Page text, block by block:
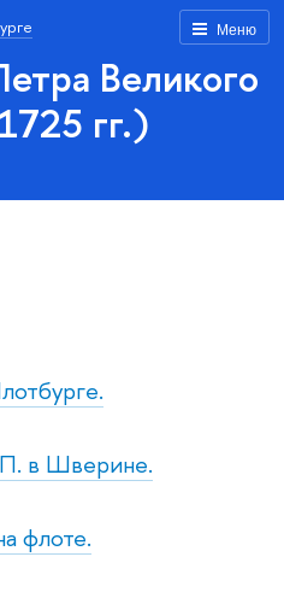
Меню
Великого
гг.)
в Шверине.
флоте.